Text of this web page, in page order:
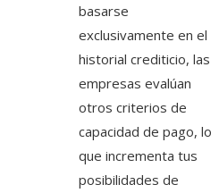
basarse
exclusivamente en el
historial crediticio, las
empresas evalúan
otros criterios de
capacidad de pago, lo
que incrementa tus
posibilidades de